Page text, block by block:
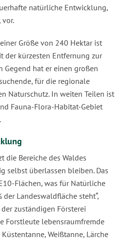
natürliche Entwicklung,
Größe von 240 Hektar ist
der kürzesten Entfernung zur
Gegend hat er einen großen
für die regionale
Naturschutz. In weiten Teilen ist
Fauna-Flora-Habitat-Gebiet
die Bereiche des Waldes
selbst überlassen bleiben. Das
Flächen, was für Natürliche
Landeswaldfläche steht“,
zuständigen Försterei
Forstleute lebensraumfremde
Weißtanne, Lärche